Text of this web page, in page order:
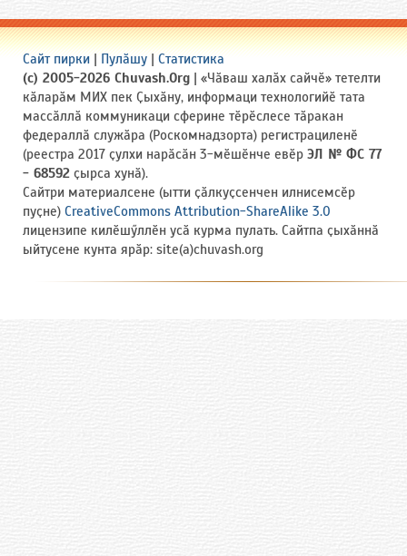
Сайт пирки | Пулӑшу | Статистика
(c) 2005-2026 Chuvash.Org | «Чӑваш халӑх сайчӗ» тетелти
кӑларӑм МИХ пек Ҫыхӑну, информаци технологийӗ тата
массӑллӑ коммуникаци сферине тӗрӗслесе тӑракан
федераллӑ служӑра (Роскомнадзорта) регистрациленӗ
(реестра 2017 ҫулхи нарӑсӑн 3-мӗшӗнче евӗр ЭЛ № ФС 77
- 68592 ҫырса хунӑ).
Сайтри материалсене (ытти ҫӑлкуҫсенчен илнисемсӗр
пуҫне) CreativeCommons Attribution-ShareAlike 3.0
лицензипе килӗшӳллӗн усӑ курма пулать. Сайтпа ҫыхӑннӑ
ыйтусене кунта ярӑр: site(a)chuvash.org